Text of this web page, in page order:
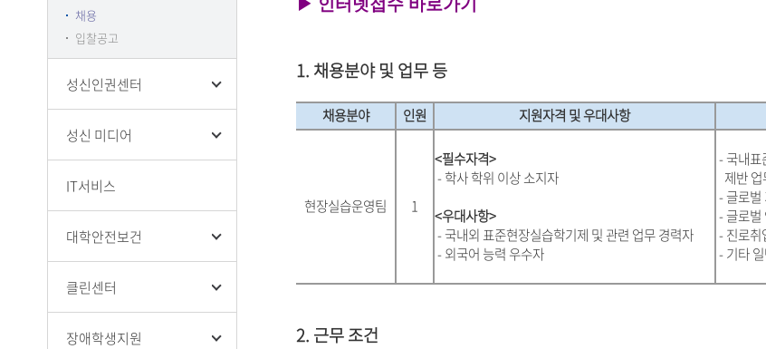
채용
입찰공고
성신인권센터
성신 미디어
IT서비스
대학안전보건
클린센터
장애학생지원
▶ 인터넷접수 바로가기
1. 채용분야 및 업무 등
채용분야 인원 지원자격 및 우대사항
현장실습운영팀 1
<필수자격>
- 학사 학위 이상 소지자
<우대사항>
-국내외 표준현장실습학기제 및 관련 업무 경력자
- 외국어 능력 우수자
-국내표
제반
- 글로벌
- 글로벌
- 진로취
- 기타
2. 근무 조건